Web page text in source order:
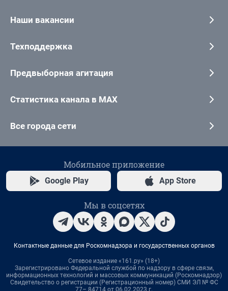
Наши вакансии
Техподдержка
Предвыборная агитация
Статистика канала в MAX
Все города сети
Мобильное приложение
Google Play App Store
Мы в соцсетях
Контактные данные для Роскомнадзора и государственных органов
Сетевое издание «161.ру» (18+)
Зарегистрировано Федеральной службой по надзору в сфере связи,
информационных технологий и массовых коммуникаций (Роскомнадзор)
Свидетельство о регистрации (Регистрационный номер) СМИ ЭЛ № ФС
77– 84714 от 06.02.2023 г.